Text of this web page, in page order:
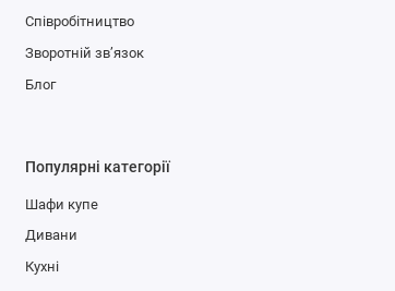
Співробітництво
Зворотній зв’язок
Блог
Популярні категорії
Шафи купе
Дивани
Кухні